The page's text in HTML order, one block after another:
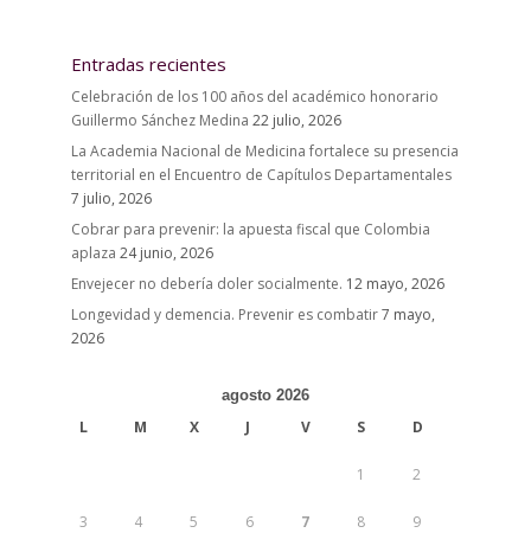
Entradas recientes
Celebración de los 100 años del académico honorario
Guillermo Sánchez Medina 22 julio, 2026
La Academia Nacional de Medicina fortalece su presencia
territorial en el Encuentro de Capítulos Departamentales
7 julio, 2026
Cobrar para prevenir: la apuesta fiscal que Colombia
aplaza 24 junio, 2026
Envejecer no debería doler socialmente. 12 mayo, 2026
Longevidad y demencia. Prevenir es combatir7 mayo,
2026
agosto 2026
L M X J V S D
1 2
3 4 5 6 7 8 9